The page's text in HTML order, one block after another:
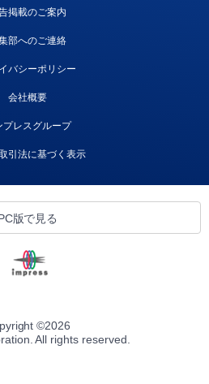
掲載のご案内
部へのご連絡
バシーポリシー
会社概要
プレスグループ
引法に基づく表示
版で見る
©2026
All rights reserved.